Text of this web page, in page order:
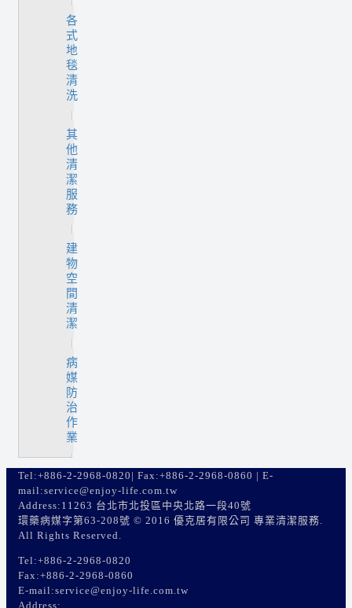
各
式
地
毯
清
洗
其
他
清
潔
服
務
建
物
空
間
清
潔
病
媒
防
治
作
業
Tel:+886-2-2968-0820| Fax:+886-2-2968-0860 | E-
mail:service@enjoy-life.com.tw
Address:11263 台北市北投區中央北路一段40號
環藥病媒字第63-208號 © 2016 優克居有限公司 專業清潔服務.
All Rights Reserved.
Tel:+886-2-2968-0820
Fax:+886-2-2968-0860
E-mail:service@enjoy-life.com.tw
Address: